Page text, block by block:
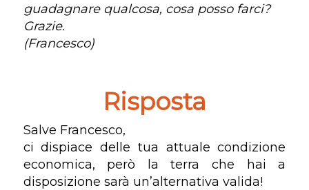
guadagnare qualcosa, cosa posso farci?
Grazie.
(Francesco)
Risposta
Salve Francesco,
ci dispiace delle tua attuale condizione
economica, però la terra che hai a
disposizione sarà un’alternativa valida!